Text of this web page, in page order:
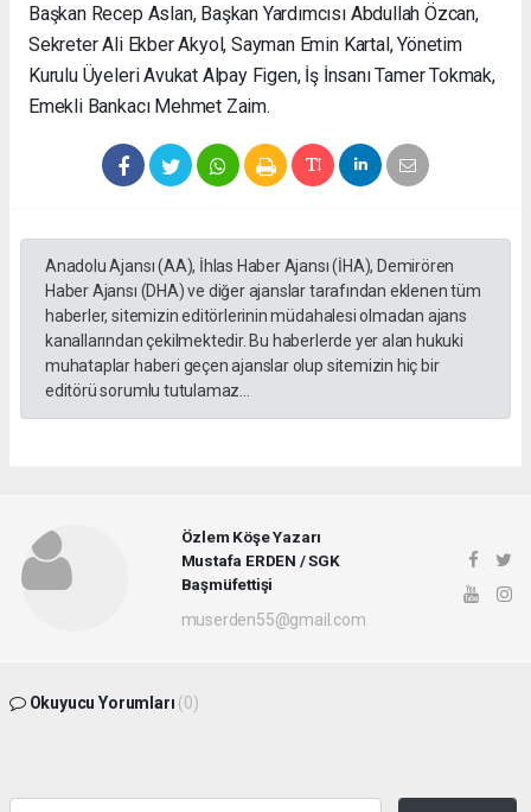
Başkan Recep Aslan, Başkan Yardımcısı Abdullah Özcan,
Sekreter Ali Ekber Akyol, Sayman Emin Kartal, Yönetim
Kurulu Üyeleri Avukat Alpay Figen, İş İnsanı Tamer Tokmak,
Emekli Bankacı Mehmet Zaim.
Anadolu Ajansı (AA), İhlas Haber Ajansı (İHA), Demirören
Haber Ajansı (DHA) ve diğer ajanslar tarafından eklenen tüm
haberler, sitemizin editörlerinin müdahalesi olmadan ajans
kanallarından çekilmektedir. Bu haberlerde yer alan hukuki
muhataplar haberi geçen ajanslar olup sitemizin hiç bir
editörü sorumlu tutulamaz...
Özlem Köşe Yazarı
Mustafa ERDEN / SGK
Başmüfettişi
muserden55@gmail.com
Okuyucu Yorumları (0)